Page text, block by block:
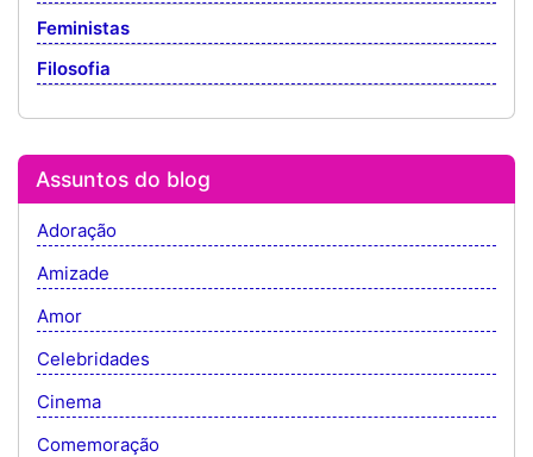
Feministas
Filosofia
Assuntos do blog
Adoração
Amizade
Amor
Celebridades
Cinema
Comemoração